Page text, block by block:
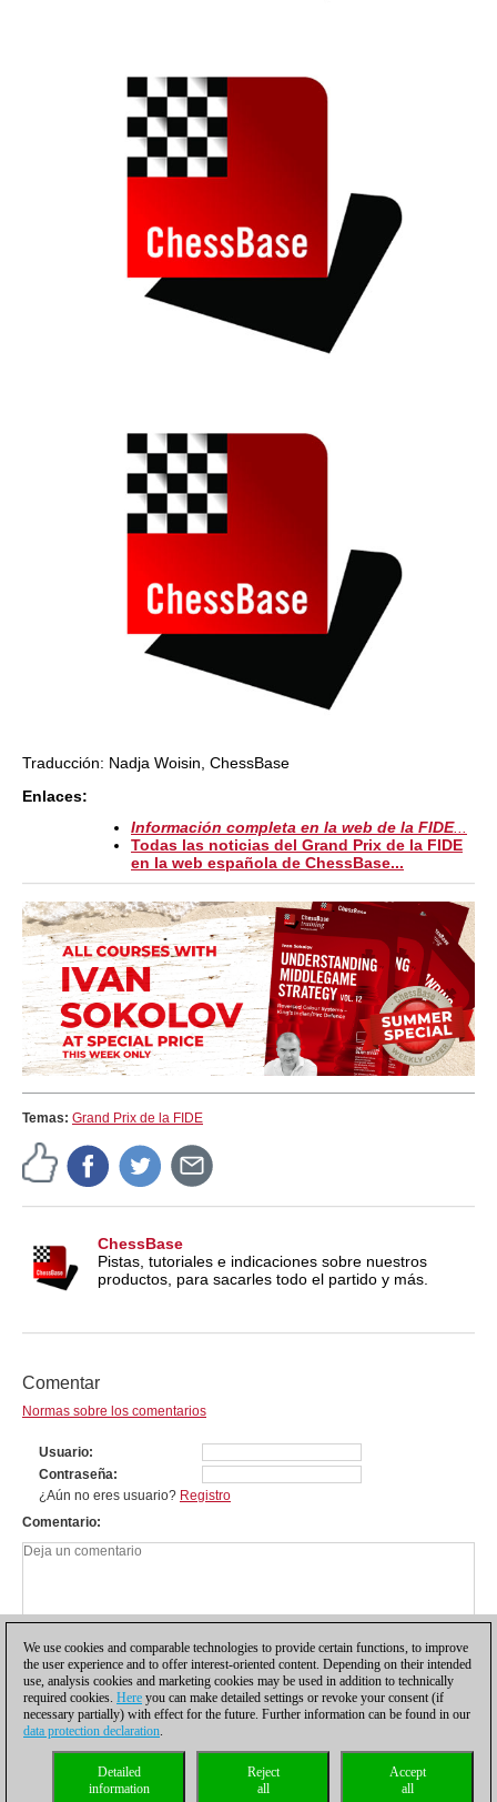
Traducción: Nadja Woisin, ChessBase
Enlaces:
Información completa en la web de la FIDE...
Todas las noticias del Grand Prix de la FIDE
en la web española de ChessBase...
Temas: Grand Prix de la FIDE
ChessBase
Pistas, tutoriales e indicaciones sobre nuestros
productos, para sacarles todo el partido y más.
Comentar
Normas sobre los comentarios
Usuario
Contraseña
¿Aún no eres usuario? Registro
Comentario
Política de privacidad |Para contactar Cookies Management
Licencias
Compliance Hotline
We use cookies and comparable technologies to provide certain functions, to improve
the user experience and to offer interest-oriented content. Depending on their intended
use, analysis cookies and marketing cookies may be used in addition to technically
required cookies. Here you can make detailed settings or revoke your consent (if
necessary partially) with effect for the future. Further information can be found in our
data protection declaration.
Accept
all
Reject
all
Detailed
information